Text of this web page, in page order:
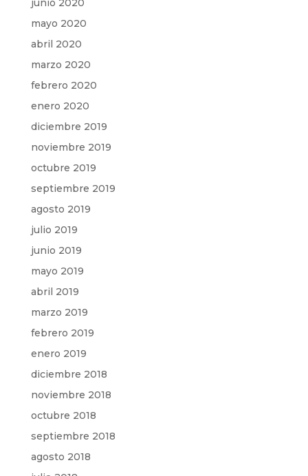
junio 2020
mayo 2020
abril 2020
marzo 2020
febrero 2020
enero 2020
diciembre 2019
noviembre 2019
octubre 2019
septiembre 2019
agosto 2019
julio 2019
junio 2019
mayo 2019
abril 2019
marzo 2019
febrero 2019
enero 2019
diciembre 2018
noviembre 2018
octubre 2018
septiembre 2018
agosto 2018